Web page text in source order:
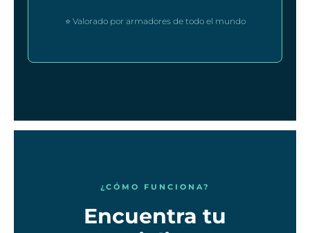
⭐ Valorado por armadores de todo el mundo
¿CÓMO FUNCIONA?
Encuentra tu